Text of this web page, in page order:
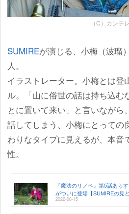
（C）カンテレ
SUMIREが演じる、小梅（波瑠
人。
イラストレーター。小梅とは登
ル。「山に俗世の話は持ち込む
とに置いて来い」と言いながら
話してしまう、小梅にとっての
わりなタイプに見えるが、本音
性。
『魔法のリノベ』第5話あ
がついに登場【SUMIREの見
2022-08-15